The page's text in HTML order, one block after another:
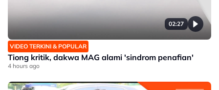
02:27
VIDEO TERKINI & POPULAR
Tiong kritik, dakwa MAG alami 'sindrom penafian'
4 hours ago